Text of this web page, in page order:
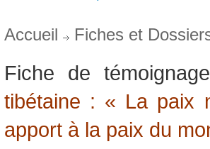
Accueil Fiches et
Fiche de
tibétaine : « La paix
apport à la paix du